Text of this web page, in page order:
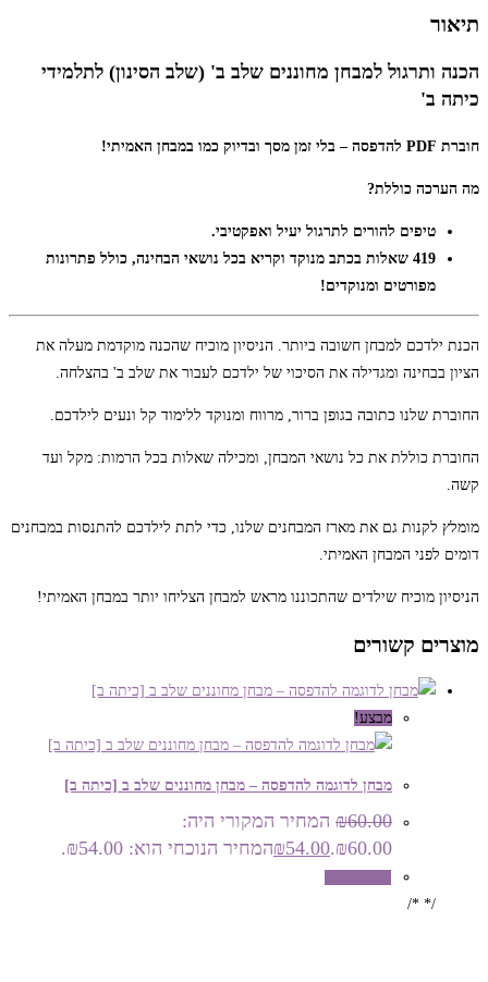
תיאור
הכנה ותרגול למבחן מחוננים שלב ב' (שלב הסינון) לתלמידי
כיתה ב'
חוברת PDF להדפסה – בלי זמן מסך ובדיוק כמו במבחן האמיתי!
מה הערכה כוללת?
טיפים להורים לתרגול יעיל ואפקטיבי.
419 שאלות בכתב מנוקד וקריא בכל נושאי הבחינה, כולל פתרונות
מפורטים ומנוקדים!
הכנת ילדכם למבחן חשובה ביותר. הניסיון מוכיח שהכנה מוקדמת מעלה את
הציון בבחינה ומגדילה את הסיכוי של ילדכם לעבור את שלב ב' בהצלחה.
החוברת שלנו כתובה בגופן ברור, מרווח ומנוקד ללימוד קל ונעים לילדכם.
החוברת כוללת את כל נושאי המבחן, ומכילה שאלות בכל הרמות: מקל ועד
קשה.
מומלץ לקנות גם את מארז המבחנים שלנו, כדי לתת לילדכם להתנסות במבחנים
דומים לפני המבחן האמיתי.
הניסיון מוכיח שילדים שהתכוננו מראש למבחן הצליחו יותר במבחן האמיתי!
מוצרים קשורים
מבצע!
מבחן לדוגמה להדפסה – מבחן מחוננים שלב ב [כיתה ב]
₪60.00
המחיר המקורי היה:
₪60.00.
₪54.00 המחיר הנוכחי הוא: ₪54.00.
/* */